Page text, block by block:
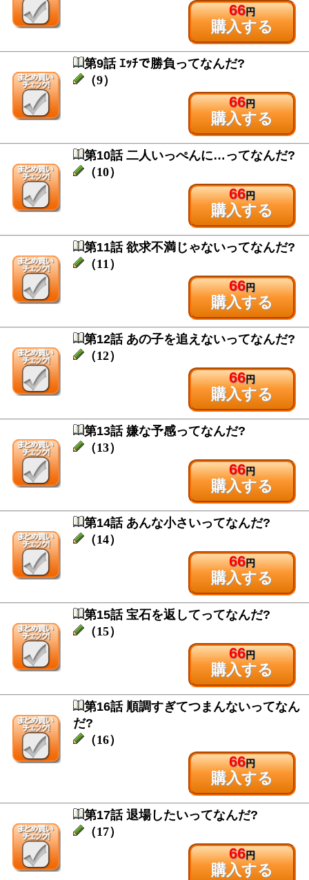
66円
購入する
第9話 ｴｯﾁで勝負ってなんだ?
（9）
66円
購入する
第10話 二人いっぺんに…ってなんだ?
（10）
66円
購入する
第11話 欲求不満じゃないってなんだ?
（11）
66円
購入する
第12話 あの子を追えないってなんだ?
（12）
66円
購入する
第13話 嫌な予感ってなんだ?
（13）
66円
購入する
第14話 あんな小さいってなんだ?
（14）
66円
購入する
第15話 宝石を返してってなんだ?
（15）
66円
購入する
第16話 順調すぎてつまんないってなん
だ?
（16）
66円
購入する
第17話 退場したいってなんだ?
（17）
66円
購入する